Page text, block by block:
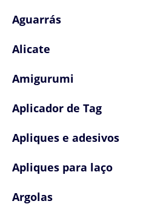
Aguarrás
Alicate
Amigurumi
Aplicador de Tag
Apliques e adesivos
Apliques para laço
Argolas